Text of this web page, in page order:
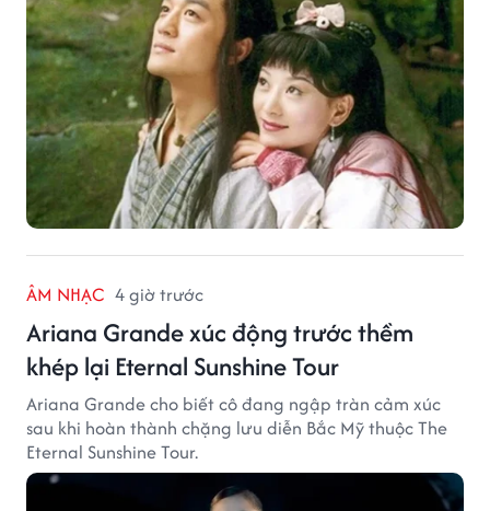
ÂM NHẠC 4 giờ trước
Ariana Grande xúc động trước thềm
khép lại Eternal Sunshine Tour
Ariana Grande cho biết cô đang ngập tràn cảm xúc
sau khi hoàn thành chặng lưu diễn Bắc Mỹ thuộc The
Eternal Sunshine Tour.